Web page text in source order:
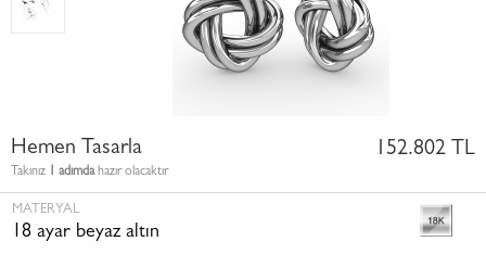
Hemen Tasarla
Takınız 1 adımdahazır olacaktır
152.802 TL
MATERYAL
18 ayar beyaz altın